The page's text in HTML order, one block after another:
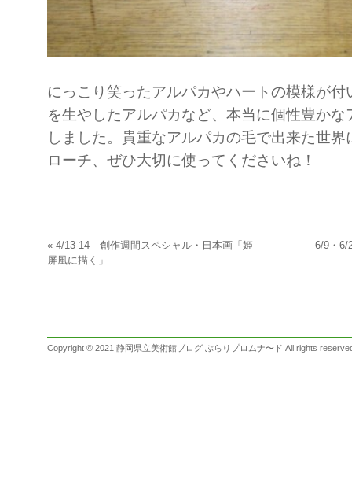
にっこり笑ったアルパカやハートの模様が
を生やしたアルパカなど、本当に個性豊か
しました。貴重なアルパカの毛で出来た世
ローチ、ぜひ大切に使ってくださいね！
« 4/13-14 創作週間スペシャル・日本画「姫
屏風に描く」
6/9・
Copyright © 2021 静岡県立美術館ブログ ぶらりプロムナ〜ド All rights